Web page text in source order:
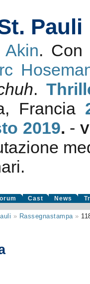
Pauli
Akin.
.
Francia
2019. -
Cast News
» Rassegnastampa»